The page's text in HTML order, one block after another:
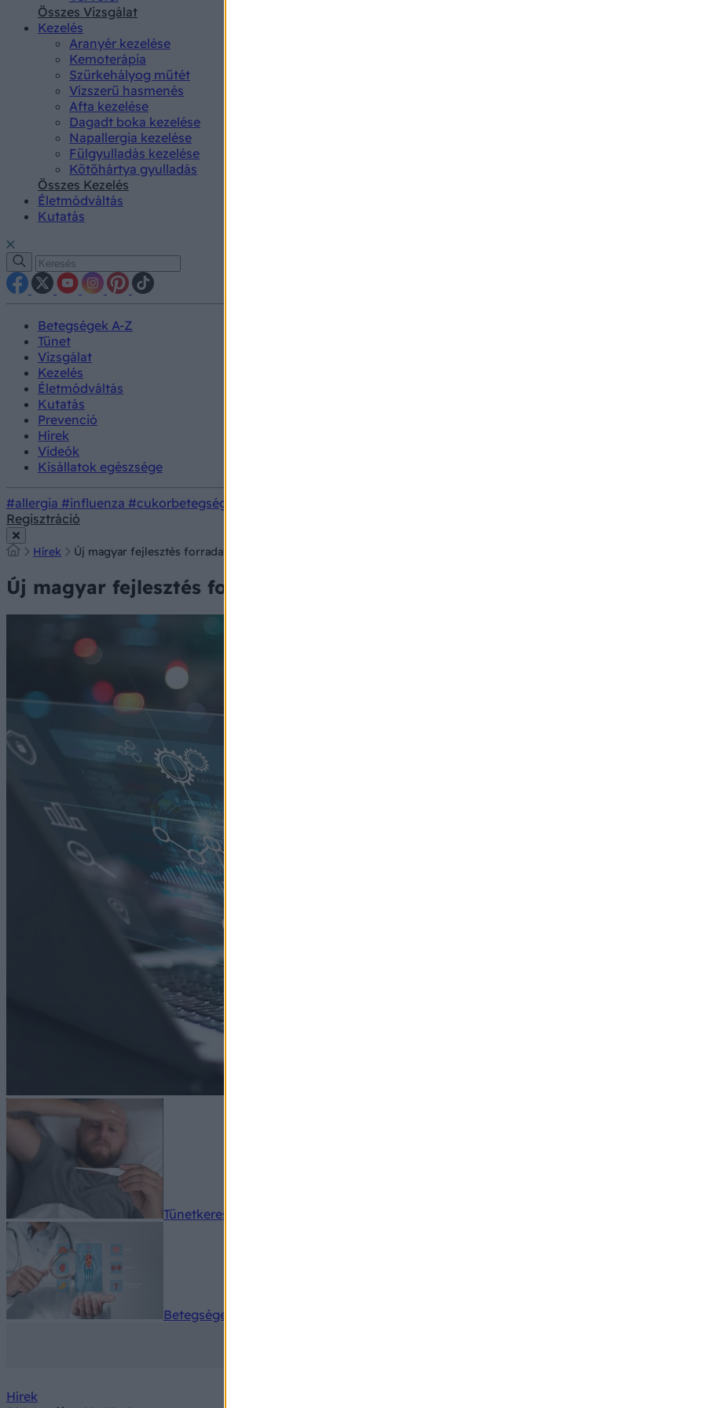
Összes Vizsgálat
Kezelés
Aranyér kezelése
Kemoterápia
Szürkehályog műtét
Vízszerű hasmenés
Afta kezelése
Dagadt boka kezelése
Napallergia kezelése
Fülgyulladás kezelése
Kötőhártya gyulladás
Összes Kezelés
Életmódváltás
Kutatás
Betegségek A-Z
Tünet
Vizsgálat
Kezelés
Életmódváltás
Kutatás
Prevenció
Hírek
Videók
Kisállatok egészsége
#allergia #influenza #cukorbetegség
Regisztráció
Hírek Új magyar fejlesztés forradalmasíthatja a fehérjekutatást
Új magyar fejlesztés forradalmasíthatja a fehérjekutatást
Tünetkereső
Betegségek A-Z
Hírek